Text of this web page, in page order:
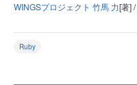
WINGSプロジェクト 竹馬 力[著] /
Ruby